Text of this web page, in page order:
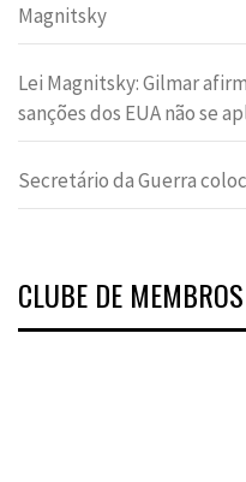
Magnitsky
Lei Magnitsky: Gilmar
sanções dos EUA não se
Secretário da Guerra
CLUBE DE MEMBROS